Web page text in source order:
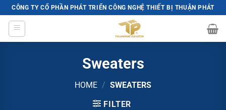
Skip
to
content
CÔNG TY CỔ PHẦN PHÁT TRIỂN CÔNG NGHỆ THIẾT BỊ THUẬN PHÁT
Sweaters
HOME / SWEATERS
FILTER